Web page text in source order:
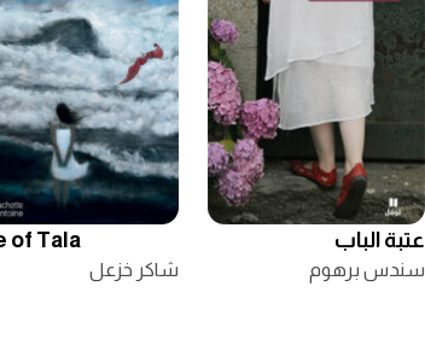
عتبة الباب
سندس برهوم
of Tala
شاكر خزعل